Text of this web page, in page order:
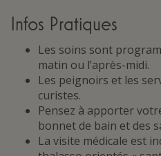
Infos Pratiques
Les soins sont
matin ou l’après-midi.
Les peignoirs et les
curistes.
Pensez à apporter
bonnet de bain et des
La visite médicale est